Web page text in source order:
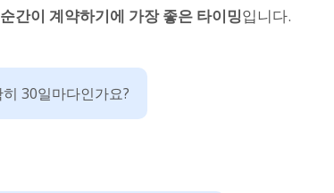
간이 계약하기에 가장 좋은 타이밍입니다.
30일마다인가요?